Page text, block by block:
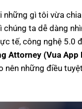
những gì tôi vừa
ta dễ dàng
tế, công nghệ 5.0
Attorney (Vua App
nên những điều